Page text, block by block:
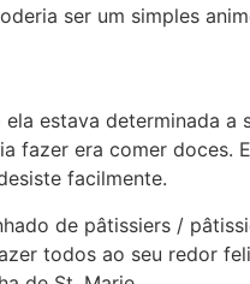
ser um simples
estava determinada
fazer era comer doces.
facilmente.
de pâtissiers /
todos ao seu redor